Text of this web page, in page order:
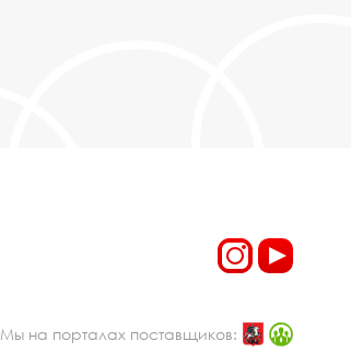
Мы на порталах поставщиков: